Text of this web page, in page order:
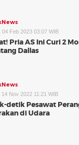
04 Feb 2023 03:07 WIB
Pria AS Ini Curi 2
Dallas
14 Nov 2022 11:21 WIB
detik Pesawat
di Udara